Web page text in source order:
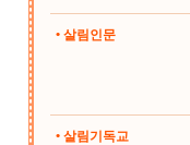
• 살림인문
• 살림기독교